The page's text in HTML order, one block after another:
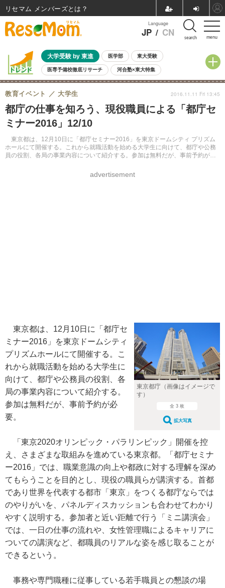
menu
Language
JP / CN search
大学受験 by 東進 医学部 東大受験
医専予備校徹底リサーチ 河合塾×東大特集
親子で考える大学選び 高校受験 中学受験 小学校受験
共通テスト 夏休み
8月開催イベント・WS 全国公立高校 過去問 人気記事
自由研究教材（小学生向け） 自由研究教材（中学生向け）
都庁の仕事を知ろう、現役職員による「都庁セ
ミナー2016」12/10
東京都は、12月10日に「都庁セミナー2016」を東京ドームシティ プリズム
ホールにて開催する。これから就職活動を始める大学生に向けて、都庁や公務
員の役割、各局の事業内容について紹介する。参加は無料だが、事前予約が必
教育イベント 大学生
advertisement
2016.11.11 Fri 13:45
東京都庁（画像はイメージで
す）
全 3 枚
拡大写真
東京都は、12月10日に「都庁セ
ミナー2016」を東京ドームシティ
プリズムホールにて開催する。こ
れから就職活動を始める大学生に
向けて、都庁や公務員の役割、各
局の事業内容について紹介する。
参加は無料だが、事前予約が必
要。
「東京2020オリンピック・パラリンピック」開催を控
え、さまざまな取組みを進めている東京都。「都庁セミナ
ー2016」では、職業意識の向上や都政に対する理解を深め
てもらうことを目的とし、現役の職員らが講演する。首都
であり世界を代表する都市「東京」をつくる都庁ならでは
のやりがいを、パネルディスカッションも合わせてわかり
やすく説明する。参加者と近い距離で行う「ミニ講演会」
では、一日の仕事の流れや、女性管理職によるキャリアに
ついての講演など、都職員のリアルな姿を感じ取ることが
できるという。
事務や専門職種に従事している若手職員との懇談の場
リセマム メンバーズ